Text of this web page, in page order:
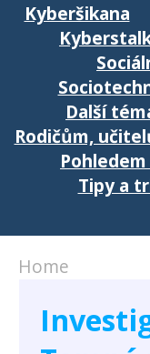
Kyberšikana
Další
Rodičům,
Tipy a
Home